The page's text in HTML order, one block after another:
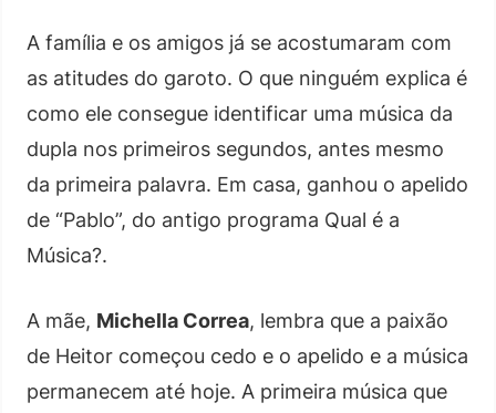
A família e os amigos já se acostumaram com
as atitudes do garoto. O que ninguém explica é
como ele consegue identificar uma música da
dupla nos primeiros segundos, antes mesmo
da primeira palavra. Em casa, ganhou o apelido
de “Pablo”, do antigo programa Qual é a
Música?.
A mãe, Michella Correa, lembra que a paixão
de Heitor começou cedo e o apelido e a música
permanecem até hoje. A primeira música que